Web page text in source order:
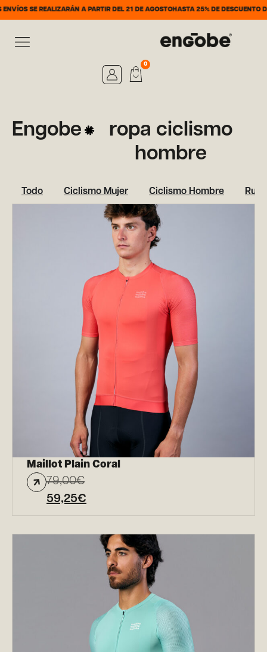
REALIZARÁN A PARTIR DEL 21 DE AGOSTOHASTA 25% DE DESCUENTO DEL 7 AL
0
Engobe
ropa ciclismo
hombre
Todo Ciclismo Mujer Ciclismo Hombre
Maillot Plain Coral
79,00€
59,25€